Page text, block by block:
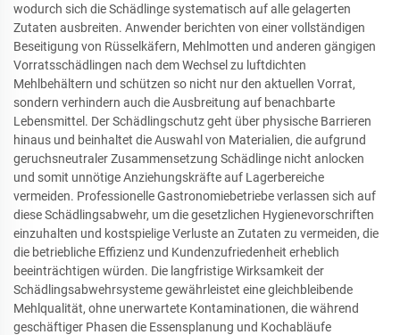
wodurch sich die Schädlinge systematisch auf alle gelagerten
Zutaten ausbreiten. Anwender berichten von einer vollständigen
Beseitigung von Rüsselkäfern, Mehlmotten und anderen gängigen
Vorratsschädlingen nach dem Wechsel zu luftdichten
Mehlbehältern und schützen so nicht nur den aktuellen Vorrat,
sondern verhindern auch die Ausbreitung auf benachbarte
Lebensmittel. Der Schädlingschutz geht über physische Barrieren
hinaus und beinhaltet die Auswahl von Materialien, die aufgrund
geruchsneutraler Zusammensetzung Schädlinge nicht anlocken
und somit unnötige Anziehungskräfte auf Lagerbereiche
vermeiden. Professionelle Gastronomiebetriebe verlassen sich auf
diese Schädlingsabwehr, um die gesetzlichen Hygienevorschriften
einzuhalten und kostspielige Verluste an Zutaten zu vermeiden, die
die betriebliche Effizienz und Kundenzufriedenheit erheblich
beeinträchtigen würden. Die langfristige Wirksamkeit der
Schädlingsabwehrsysteme gewährleistet eine gleichbleibende
Mehlqualität, ohne unerwartete Kontaminationen, die während
geschäftiger Phasen die Essensplanung und Kochabläufe